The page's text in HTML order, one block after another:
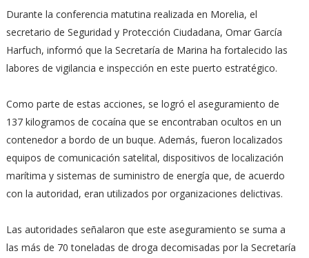
Durante la conferencia matutina realizada en Morelia, el
secretario de Seguridad y Protección Ciudadana, Omar García
Harfuch, informó que la Secretaría de Marina ha fortalecido las
labores de vigilancia e inspección en este puerto estratégico.
Como parte de estas acciones, se logró el aseguramiento de
137 kilogramos de cocaína que se encontraban ocultos en un
contenedor a bordo de un buque. Además, fueron localizados
equipos de comunicación satelital, dispositivos de localización
marítima y sistemas de suministro de energía que, de acuerdo
con la autoridad, eran utilizados por organizaciones delictivas.
Las autoridades señalaron que este aseguramiento se suma a
las más de 70 toneladas de droga decomisadas por la Secretaría